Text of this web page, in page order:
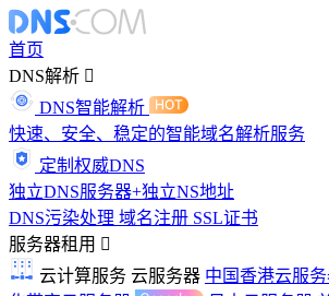
首页
DNS解析
DNS智能解析
快速、安全、稳定的智能域名解析服务
定制权威DNS
独立DNS服务器+独立NS地址
DNS污染处理 域名注册 SSL证书
服务器租用
云计算服务 云服务器 中国香港云服